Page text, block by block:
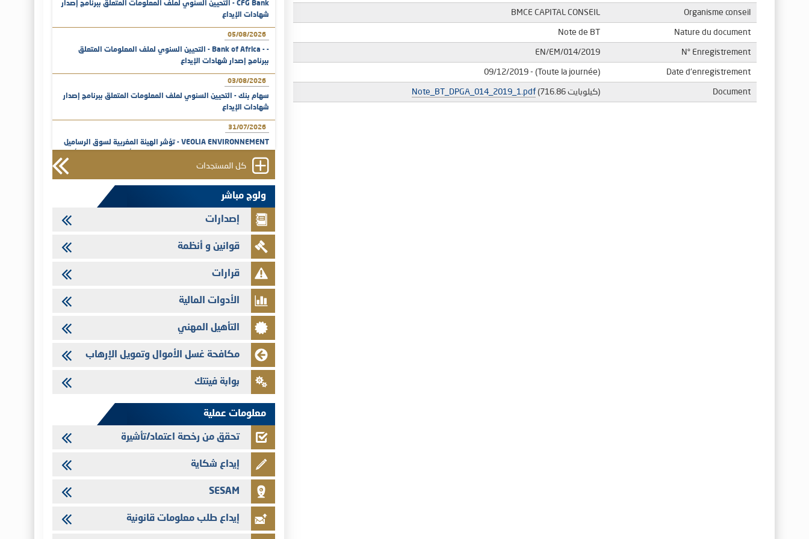
Organisme conseil
BMCE CAPITAL CONSEIL
Nature du document
Note de BT
N° Enregistrement
EN/EM/014/2019
Date d'enregistrement
09/12/2019 - (Toute la journée)
Document
Note_BT_DPGA_014_2019_1.pdf (716.86 كيلوبايت)
CFG Bank - التحيين السنوي لملف المعلومات المتعلق ببرنامج إصدار
شهادات الإيداع
05/08/2026
- - Bank of Africa - التحيين السنوي لملف المعلومات المتعلق
ببرنامج إصدار شهادات الإيداع
03/08/2026
سهام بنك - التحيين السنوي لملف المعلومات المتعلق ببرنامج إصدار
شهادات الإيداع
31/07/2026
VEOLIA ENVIRONNEMENT - تؤشر الهيئة المغربية لسوق الرساميل
المجموعة
29/07/2026
وفابايل - التحيين السنوي لملف المعلومات المتعلق ببرنامج إصدار
سندات شركات التمويل
29/07/2026
تهنئة بمناسبة عيد العرش المجيد
29/07/2026
تنشر الهيئة المغربية لسوق الرساميل العدد الرابع عشر من مجلة سوق
28/07/2026
Med Paper - تجاوز حد المساهمة 5%
24/07/2026
Saham Leasing - التحيين السنوي لملف المعلومات المتعلق ببرنامج
24/07/2026
Jaida - التحيين السنوي لملف المعلومات المتعلق ببرنامج إصدار
سندات شركات التمويل
كل المستجدات
ولوج مباشر
إصدارات
قوانين و أنظمة
قرارات
الأدوات المالية
التأهيل المهني
مكافحة غسل الأموال وتمويل الإرهاب
بوابة فينتك
معلومات عملية
تحقق من رخصة اعتماد/تأشيرة
إيداع شكاية
SESAM
إيداع طلب معلومات قانونية